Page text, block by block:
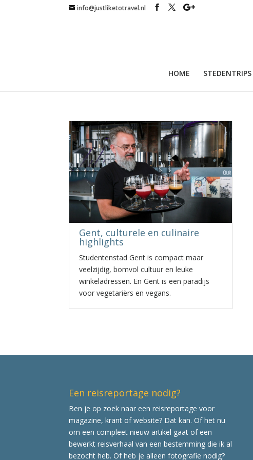
info@justliketotravel.nl
HOME STEDENTRIPS
Gent, culturele en culinaire
highlights
Studentenstad Gent is compact maar
veelzijdig, bomvol cultuur en leuke
winkeladressen. En Gent is een paradijs
voor vegetariërs en vegans.
Een reisreportage nodig?
Ben je op zoek naar een reisreportage voor
magazine, krant of website? Dat kan. Of het nu
om een compleet nieuw artikel gaat of een
bewerkt reisverhaal van een bestemming die ik al
bezocht heb. Of heb je alleen fotografie nodig?